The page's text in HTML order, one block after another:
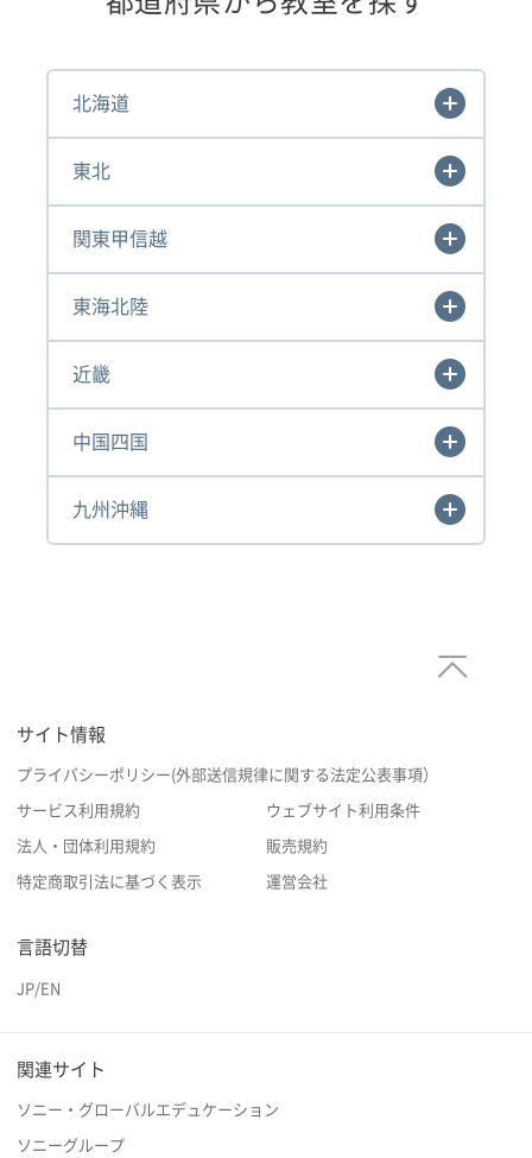
北海道
東北
関東甲信越
東海北陸
近畿
中国四国
九州沖縄
サイト情報
プライバシーポリシー(外部送信規律に関する法定公表事項）
サービス利用規約 ウェブサイト利用条件
法人・団体利用規約 販売規約
特定商取引法に基づく表示 運営会社
言語切替
JP/EN
関連サイト
ソニー・グローバルエデュケーション
ソニーグループ